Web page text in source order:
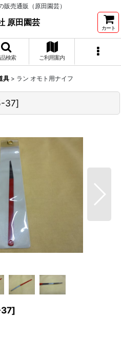
売通販（原田園芸）
原田園芸
カート
検索 ご利用案内
具 > ラン オモト用ナイフ
37]
]